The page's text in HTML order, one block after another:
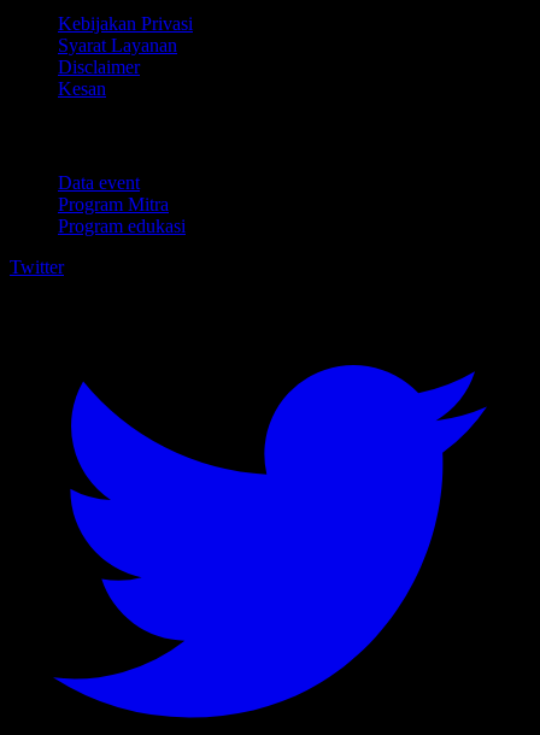
Kebijakan Privasi
Syarat Layanan
Disclaimer
Kesan
Data event
Program Mitra
Program edukasi
Twitter